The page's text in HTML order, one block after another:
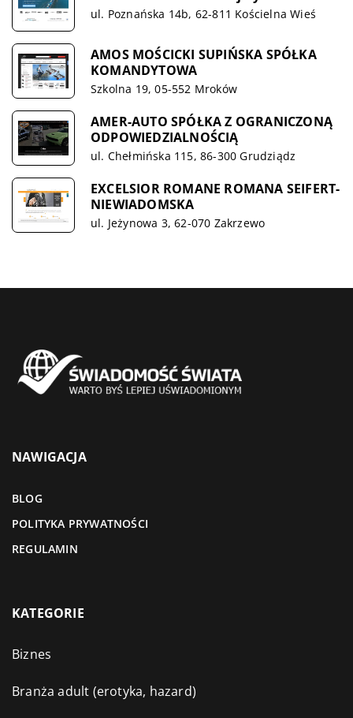
ul. Poznańska 14b, 62-811 Kościelna Wieś
AMOS MOŚCICKI SUPIŃSKA SPÓŁKA
KOMANDYTOWA
Szkolna 19, 05-552 Mroków
AMER-AUTO SPÓŁKA Z OGRANICZONĄ
ODPOWIEDZIALNOŚCIĄ
ul. Chełmińska 115, 86-300 Grudziądz
EXCELSIOR ROMANE ROMANA SEIFERT-
NIEWIADOMSKA
ul. Jeżynowa 3, 62-070 Zakrzewo
NAWIGACJA
BLOG
POLITYKA PRYWATNOŚCI
REGULAMIN
KATEGORIE
Biznes
Branża adult (erotyka, hazard)